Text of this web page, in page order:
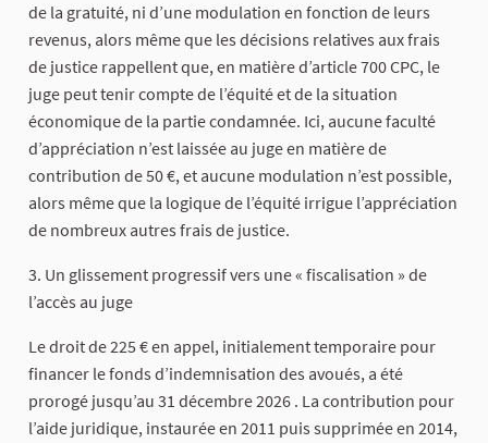
de la gratuité, ni d’une modulation en fonction de leurs
revenus, alors même que les décisions relatives aux frais
de justice rappellent que, en matière d’article 700 CPC, le
juge peut tenir compte de l’équité et de la situation
économique de la partie condamnée. Ici, aucune faculté
d’appréciation n’est laissée au juge en matière de
contribution de 50 €, et aucune modulation n’est possible,
alors même que la logique de l’équité irrigue l’appréciation
de nombreux autres frais de justice.
3. Un glissement progressif vers une « fiscalisation » de
l’accès au juge
Le droit de 225 € en appel, initialement temporaire pour
financer le fonds d’indemnisation des avoués, a été
prorogé jusqu’au 31 décembre 2026 . La contribution pour
l’aide juridique, instaurée en 2011 puis supprimée en 2014,